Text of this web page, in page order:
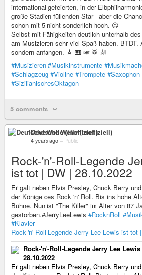
international gefeierten, in der
große Stadien füllenden Star - aber die
schon mit 5 nicht sonderlich hoch. 😉
Selbst mit Fähigkeiten deutlich unterhalb
am Musizieren sehr viel Spaß haben. BTDT.
sondern anfangen. 🎸 🎹 🎺 🥁 🎻
#Musizieren #Musikinstrumente
#Schlagzeug #Violine #Trompete #Saxophon
#SizilianischesOktagon
5 comments
Deutsche Welle (inoffiziell)
4 years ago – Public
Rock-'n'-Roll-Legende
ist tot | DW | 28.10.2022
Er galt neben Elvis Presley, Chuck Berry
der Könige des Rock 'n' Roll. Bis ins hohe
Bühne. Nun ist "The Killer" im Alter von 87
gestorben.#JerryLeeLewis #RocknRoll
#Klavier
Rock-'n'-Roll-Legende Jerry Lee Lewis ist tot
Rock-'n'-Roll-Legende Jerry Lee
28.10.2022
Er galt neben Elvis Presley, Chuck Berry